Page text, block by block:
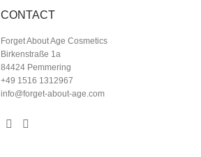
CONTACT
Forget About Age Cosmetics
Birkenstraße 1a
84424 Pemmering
+49 1516 1312967
info@forget-about-age.com